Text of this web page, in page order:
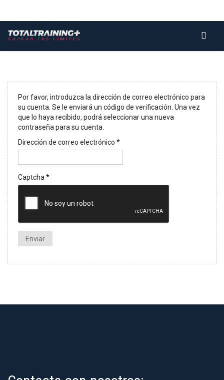
Por favor, introduzca la dirección de correo electrónico para
su cuenta. Se le enviará un código de verificación. Una vez
que lo haya recibido, podrá seleccionar una nueva
contraseña para su cuenta.
Dirección de correo electrónico *
Captcha *
Enviar